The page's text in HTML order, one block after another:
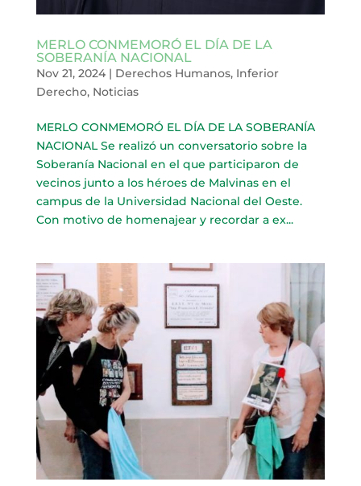
MERLO CONMEMORÓ EL DÍA DE LA
SOBERANÍA NACIONAL
Nov 21, 2024| Derechos Humanos, Inferior
Derecho, Noticias
MERLO CONMEMORÓ EL DÍA DE LA SOBERANÍA
NACIONAL Se realizó un conversatorio sobre la
Soberanía Nacional en el que participaron de
vecinos junto a los héroes de Malvinas en el
campus de la Universidad Nacional del Oeste.
Con motivo de homenajear y recordar a ex...